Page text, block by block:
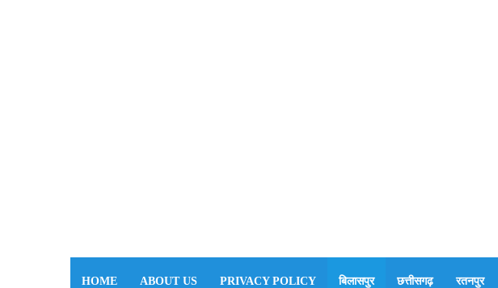
HOME ABOUT US PRIVACY POLICY बिलासपुर छत्तीसगढ़ रतनपुर